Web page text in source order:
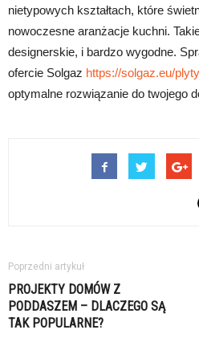
nietypowych kształtach, które
nowoczesne aranżacje kuchni.
designerskie, i bardzo wygodne.
ofercie Solgaz https://solgaz.eu/
optymalne rozwiązanie do twojego
Poprzedni artykuł
PROJEKTY DOMÓW Z
PODDASZEM – DLACZEGO SĄ
TAK POPULARNE?